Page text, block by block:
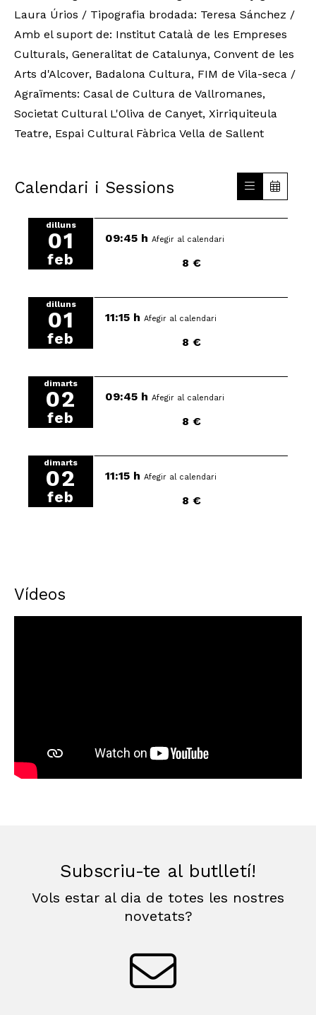
Laura Úrios / Tipografia brodada: Teresa Sánchez /
Amb el suport de: Institut Català de les Empreses
Culturals, Generalitat de Catalunya, Convent de les
Arts d'Alcover, Badalona Cultura, FIM de Vila-seca /
Agraïments: Casal de Cultura de Vallromanes,
Societat Cultural L'Oliva de Canyet, Xirriquiteula
Teatre, Espai Cultural Fàbrica Vella de Sallent
Calendari i Sessions
dilluns
01
feb
09:45 h Afegir al calendari
8 €
dilluns
01
feb
11:15 h Afegir al calendari
8 €
dimarts
02
feb
09:45 h Afegir al calendari
8 €
dimarts
02
feb
11:15 h Afegir al calendari
8 €
Vídeos
Subscriu-te al butlletí!
Vols estar al dia de totes les nostres
novetats?